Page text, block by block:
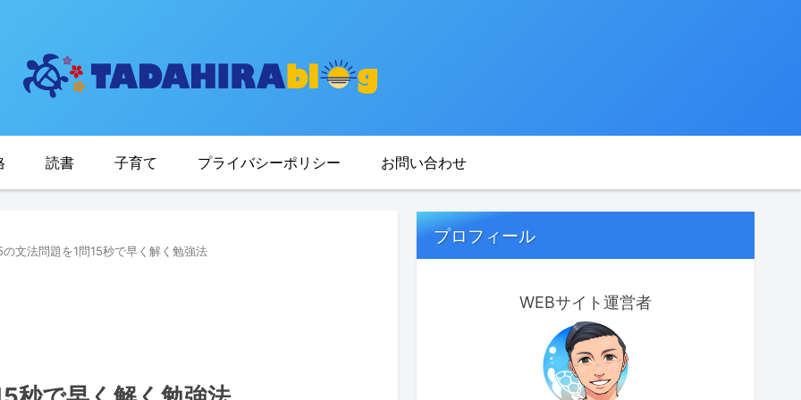
読書 子育て プライバシーポリシー お問い合わせ
の文法問題を1問15秒で早く解く勉強法
プロフィール
WEBサイト運営者